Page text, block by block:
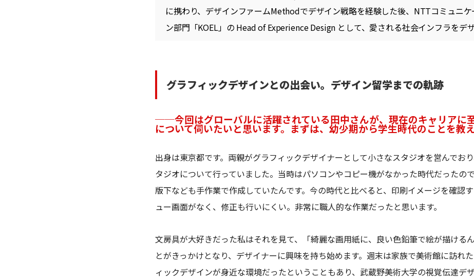
に携わり、デザインファームMethodでデザイン戦略を経験した後、NTTコミュニ
ン部門「KOEL」の Head of Experience Design として、愛される社会インフラをデ
グラフィックデザインとの出会い。デザイン留学までの軌跡
──今回はグローバルに活躍されている田中さんが、現在のキャリアに
について伺いたいと思います。まずは、幼少期から学生時代のことを教
出身は東京都です。両親がグラフィックデザイナーとして小さなスタジオを営んでお
タジオについて行っていました。当時はパソコンやコピー機がなかった時代だったの
版下なども手作業で作成していたんです。今の時代と比べると、印刷イメージを確認
ュー画面がなく、修正も行いにくい。非常に職人的な作業だったと思います。
文房具が大好きだった私はそれを見て、「綺麗な画用紙に、良い色鉛筆で絵が描ける
とがきっかけとなり、デザイナーに興味を持ち始めます。週末は家族で美術館に訪れ
ィックデザインが身近な環境だったということもあり、武蔵野美術大学の視覚伝達デ